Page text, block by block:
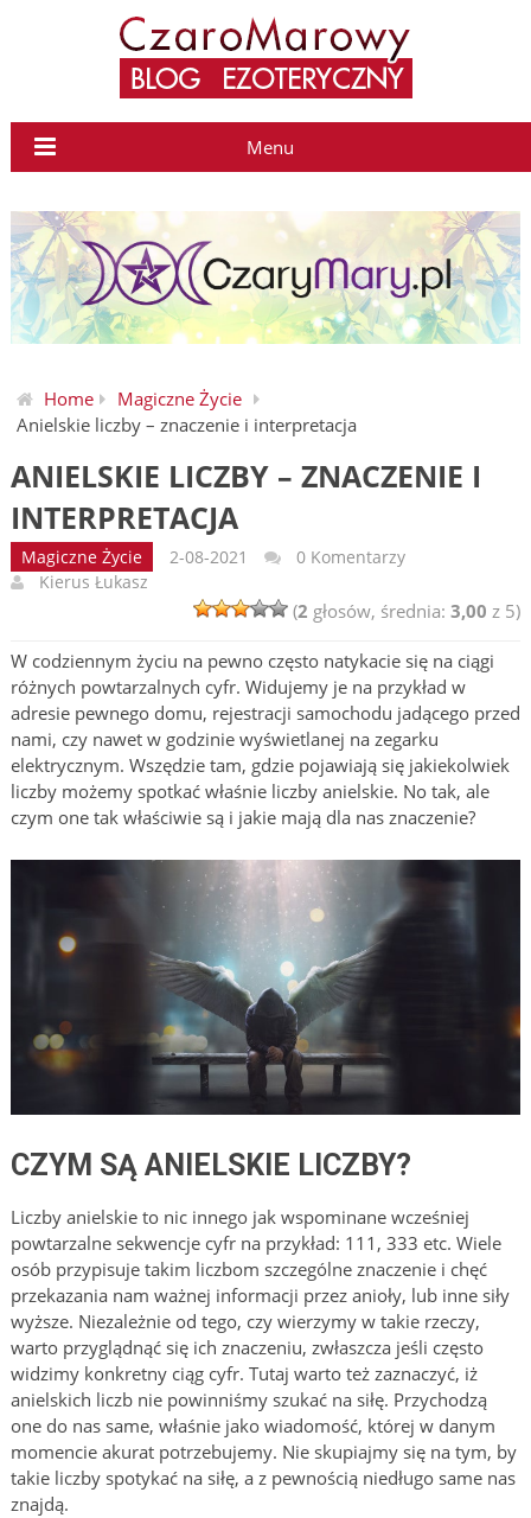
Menu
Home
Magiczne Życie
Anielskie liczby – znaczenie i interpretacja
ANIELSKIE LICZBY – ZNACZENIE I
INTERPRETACJA
Magiczne Życie 2-08-2021
0 Komentarzy
Kierus Łukasz
(2 głosów, średnia:3,00 z 5)
W codziennym życiu na pewno często natykacie się na ciągi
różnych powtarzalnych cyfr. Widujemy je na przykład w
adresie pewnego domu, rejestracji samochodu jadącego przed
nami, czy nawet w godzinie wyświetlanej na zegarku
elektrycznym. Wszędzie tam, gdzie pojawiają się jakiekolwiek
liczby możemy spotkać właśnie liczby anielskie. No tak, ale
czym one tak właściwie są i jakie mają dla nas znaczenie?
CZYM SĄ ANIELSKIE LICZBY?
Liczby anielskie to nic innego jak wspominane wcześniej
powtarzalne sekwencje cyfr na przykład: 111, 333 etc. Wiele
osób przypisuje takim liczbom szczególne znaczenie i chęć
przekazania nam ważnej informacji przez anioły, lub inne siły
wyższe. Niezależnie od tego, czy wierzymy w takie rzeczy,
warto przyglądnąć się ich znaczeniu, zwłaszcza jeśli często
widzimy konkretny ciąg cyfr. Tutaj warto też zaznaczyć, iż
anielskich liczb nie powinniśmy szukać na siłę. Przychodzą
one do nas same, właśnie jako wiadomość, której w danym
momencie akurat potrzebujemy. Nie skupiajmy się na tym, by
takie liczby spotykać na siłę, a z pewnością niedługo same nas
znajdą.